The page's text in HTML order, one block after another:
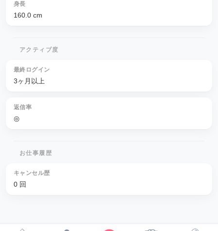
身長
160.0 cm
アクティブ度
最終ログイン
3ヶ月以上
返信率
◎
お仕事履歴
キャンセル歴
0 回